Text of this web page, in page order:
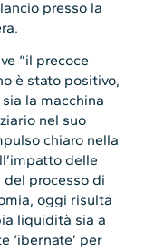
presso la
“il precoce
è stato positivo,
la macchina
nel suo
chiaro nella
delle
processo di
oggi risulta
liquidità sia a
‘ibernate’ per